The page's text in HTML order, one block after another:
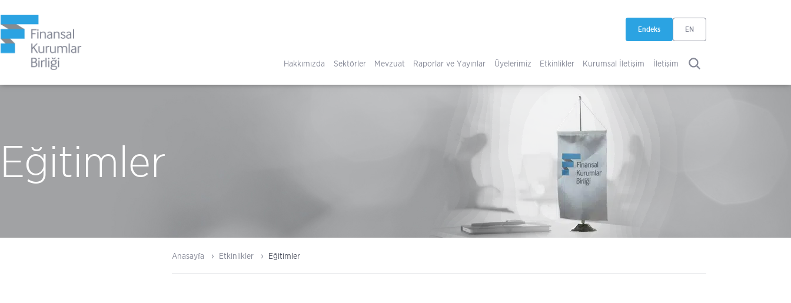
Endeks
EN
Hakkımızda Sektörler Mevzuat Raporlar ve Yayınlar Üyelerimiz Etkinlikler Kurumsal İletişim İletişim ARA
Eğitimler
Anasayfa Etkinlikler Eğitimler